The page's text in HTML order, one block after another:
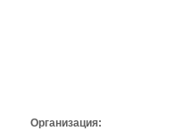
Организация: